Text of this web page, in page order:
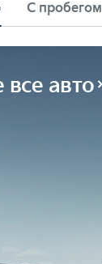
С пробегом
авто